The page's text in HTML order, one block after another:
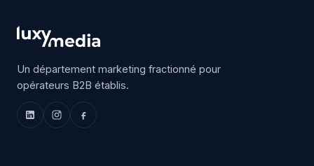
Un département marketing fractionné pour
opérateurs B2B établis.